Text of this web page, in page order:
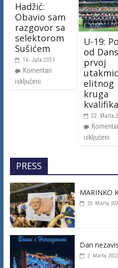
Hadžić:
Obavio sam
razgovor sa
selektorom
Sušićem
16. Jula 2011.
Komentari
isključeni
U-19:
od
prvoj
elitnog
kruga
22. Marta
isključeni
PRESS
MARINKO
20. Marta
Dan
2. Marta